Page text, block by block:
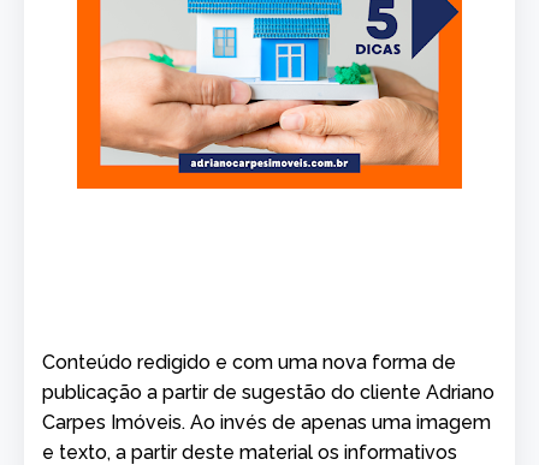
Conteúdo redigido e com uma nova forma de
publicação a partir de sugestão do cliente Adriano
Carpes Imóveis. Ao invés de apenas uma imagem
e texto, a partir deste material os informativos